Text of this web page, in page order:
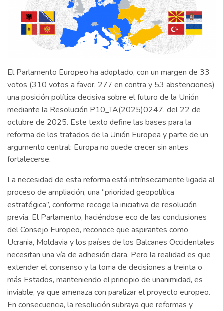
El Parlamento Europeo ha adoptado, con un margen de 33
votos (310 votos a favor, 277 en contra y 53 abstenciones)
una posición política decisiva sobre el futuro de la Unión
mediante la Resolución P10_TA(2025)0247, del 22 de
octubre de 2025. Este texto define las bases para la
reforma de los tratados de la Unión Europea y parte de un
argumento central: Europa no puede crecer sin antes
fortalecerse.
La necesidad de esta reforma está intrínsecamente ligada al
proceso de ampliación, una “prioridad geopolítica
estratégica”, conforme recoge la iniciativa de resolución
previa. El Parlamento, haciéndose eco de las conclusiones
del Consejo Europeo, reconoce que aspirantes como
Ucrania, Moldavia y los países de los Balcanes Occidentales
necesitan una vía de adhesión clara. Pero la realidad es que
extender el consenso y la toma de decisiones a treinta o
más Estados, manteniendo el principio de unanimidad, es
inviable, ya que amenaza con paralizar el proyecto europeo.
En consecuencia, la resolución subraya que reformas y